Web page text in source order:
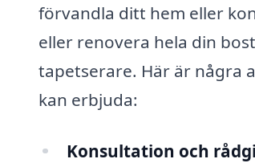
förvandla ditt hem eller
eller renovera hela din
tapetserare. Här är några
kan erbjuda:
Konsultation och